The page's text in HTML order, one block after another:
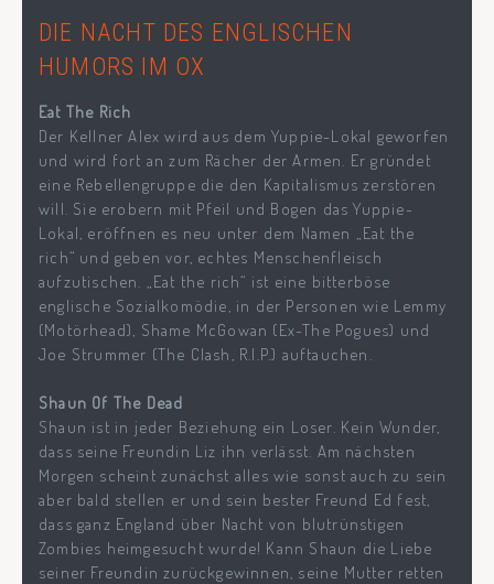
DIE NACHT DES ENGLISCHEN
HUMORS IM OX
Eat The Rich
Der Kellner Alex wird aus dem Yuppie-Lokal geworfen
und wird fort an zum Rächer der Armen. Er gründet
eine Rebellengruppe die den Kapitalismus zerstören
will. Sie erobern mit Pfeil und Bogen das Yuppie-
Lokal, eröffnen es neu unter dem Namen „Eat the
rich“ und geben vor, echtes Menschenfleisch
aufzutischen. „Eat the rich“ ist eine bitterböse
englische Sozialkomödie, in der Personen wie Lemmy
(Motörhead), Shame McGowan (Ex-The Pogues) und
Joe Strummer (The Clash, R.I.P.) auftauchen.
Shaun Of The Dead
Shaun ist in jeder Beziehung ein Loser. Kein Wunder,
dass seine Freundin Liz ihn verlässt. Am nächsten
Morgen scheint zunächst alles wie sonst auch zu sein
aber bald stellen er und sein bester Freund Ed fest,
dass ganz England über Nacht von blutrünstigen
Zombies heimgesucht wurde! Kann Shaun die Liebe
seiner Freundin zurückgewinnen, seine Mutter retten